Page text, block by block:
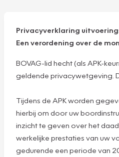
Privacyverklaring
Een verordening over de
BOVAG-lid hecht (als APK-
geldende privacywetgeving.
Tijdens de APK worden
hierbij om door uw
inzicht te geven over het
werkelijke prestaties van uw
gedurende een periode van